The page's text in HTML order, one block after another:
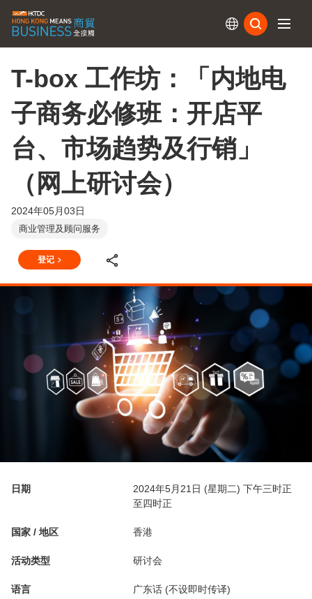
T-box 工作坊：「内地电
子商务必修班：开店平
台、市场趋势及行销」
（网上研讨会）
2024年05月03日
商业管理及顾问服务
登记
日期
2024年5月21日 (星期二) 下午三时正
至四时正
国家 / 地区 香港
活动类型 研讨会
语言 广东话 (不设即时传译)